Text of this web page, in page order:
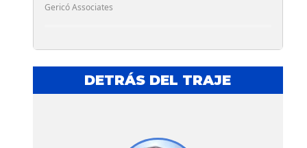
Gericó Associates
DETRÁS DEL TRAJE